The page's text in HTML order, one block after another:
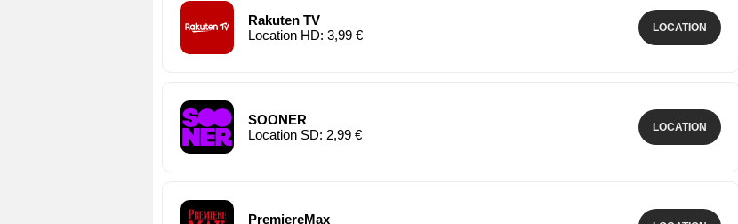
Rakuten TV
Location HD: 3,99 €
LOCATION
SOONER
Location SD: 2,99 €
LOCATION
PremiereMax